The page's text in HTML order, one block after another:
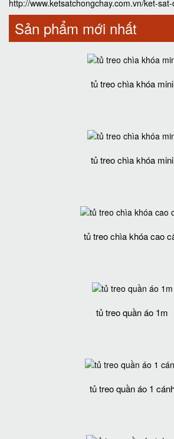
http://www.ketsatchongchay.com.vn/ket-
Sản phẩm mới nhất
tủ treo chìa khóa mini
tủ treo chìa khóa mini
tủ treo chìa khóa cao
tủ treo quần áo 1m
tủ treo quần áo 1